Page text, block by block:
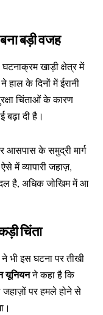
बड़ी वजह
घटनाक्रम खाड़ी क्षेत्र में
के दिनों में ईरानी
चिंताओं के कारण
बढ़ा दी है।
के समुद्री मार्ग
में व्यापारी जहाज़,
है, अधिक जोखिम में आ
चिंता
भी इस घटना पर तीखी
यूनियनने कहा है कि
जहाज़ों पर हमले होने से